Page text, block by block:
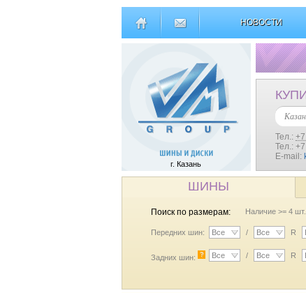
НОВОСТИ
г. Казань
Тел.:
Тел.:
E-mail:
ШИНЫ
Поиск по размерам: Наличие >= 4
Передних шин: Все / Все R
Задних шин: ? Все / Все R